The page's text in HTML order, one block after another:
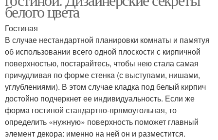
белого цвета
Гостиная
В случае нестандартной планировки комнаты и памятуя
об использовании всего одной плоскости с кирпичной
поверхностью, постарайтесь, чтобы нею стала самая
причудливая по форме стенка (с выступами, нишами,
углублениями). В этом случае кладка под белый кирпич
достойно подчеркнет ее индивидуальность. Если же
форма гостиной стандартно-прямоугольная, то
определить «нужную» поверхность поможет главный
элемент декора: именно на ней он и разместится.